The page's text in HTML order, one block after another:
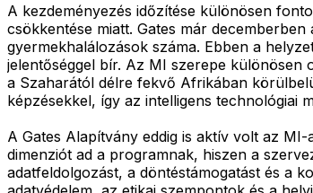
A kezdeményezés időzítése különösen
csökkentése miatt. Gates már
gyermekhalálozások száma. Ebben a
jelentőséggel bír. Az MI szerepe különösen
a Szaharától délre fekvő Afrikában
képzésekkel, így az intelligens technológiai
A Gates Alapítvány eddig is aktív volt az
dimenziót ad a programnak, hiszen a
adatfeldolgozást, a döntéstámogatást és a